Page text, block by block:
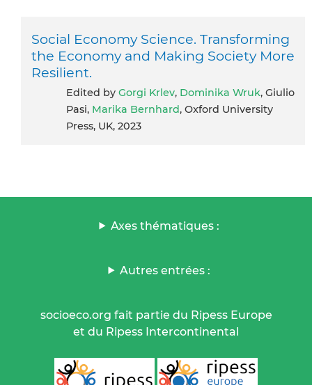
Social Economy Science. Transforming
the Economy and Making Society More
Resilient.
Edited by Gorgi Krlev, Dominika Wruk, Giulio
Pasi, Marika Bernhard, Oxford University
Press, UK, 2023
Axes thématiques :
Autres entrées :
socioeco.org fait partie du Ripess Europe
et du Ripess Intercontinental